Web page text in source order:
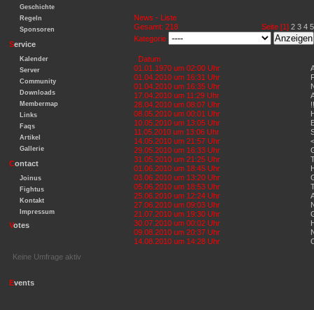
Geschichte
Regeln
Sponsoren
Service
Kalender
Server
Community
Downloads
Membermap
Links
Faqs
Artikel
Gallerie
Contact
Joinus
Fightus
Kontakt
Impressum
Votes
Keine Umfrage aktiv
Events
News - Liste
Gesamt: 218
Seite [1] 2 3 4 5
Kategorie
Datum
01.01.1970 um 02:00 Uhr
01.04.2010 um 16:31 Uhr
01.04.2010 um 16:35 Uhr
17.04.2010 um 11:29 Uhr
28.04.2010 um 08:07 Uhr
08.05.2010 um 00:01 Uhr
10.05.2010 um 13:05 Uhr
11.05.2010 um 13:06 Uhr
14.05.2010 um 21:57 Uhr
29.05.2010 um 16:33 Uhr
31.05.2010 um 21:25 Uhr
01.06.2010 um 18:45 Uhr
03.06.2010 um 13:20 Uhr
05.06.2010 um 18:53 Uhr
25.06.2010 um 12:24 Uhr
27.06.2010 um 09:03 Uhr
21.07.2010 um 19:30 Uhr
30.07.2010 um 00:02 Uhr
09.08.2010 um 20:37 Uhr
14.08.2010 um 14:28 Uhr